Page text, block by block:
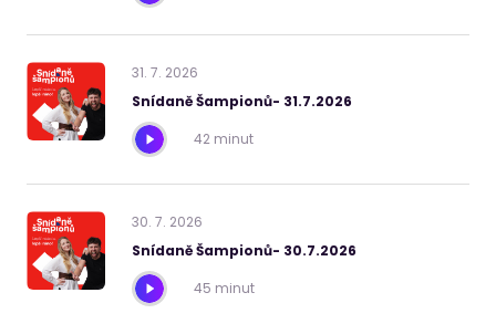
31. 7. 2026
Snídaně Šampionů- 31.7.2026
42 minut
30. 7. 2026
Snídaně Šampionů- 30.7.2026
45 minut